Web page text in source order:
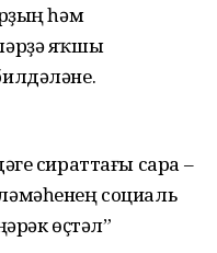
һәм
яҡшы
сираттағы сара –
социаль
өҫтәл”